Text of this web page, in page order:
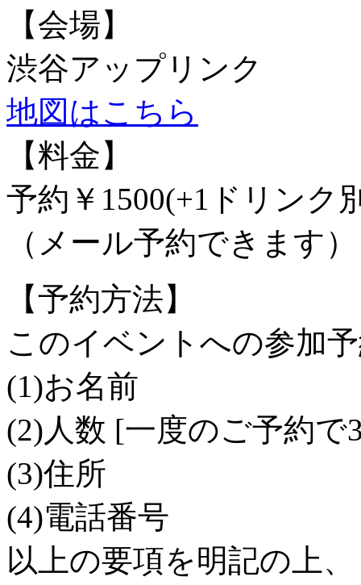
【会場】
渋谷アップリンク
地図はこちら
【料金】
予約￥1500(+1ドリンク
（メール予約できます）
【予約方法】
このイベントへの参加
(1)お名前
(2)人数 [一度のご予約で
(3)住所
(4)電話番号
以上の要項を明記の上、